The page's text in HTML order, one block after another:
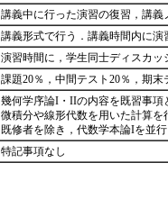
講義中に行った演習の復習，講
講義形式で行う．講義時間内に
演習時間に，学生同士ディスカ
課題20％，中間テスト20％，期
幾何学序論I・IIの内容を既習事項
微積分や線形代数を用いた計算
既修者を除き，代数学本論Iを並
特記事項なし